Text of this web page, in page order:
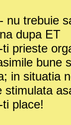
nu trebuie
dupa ET
prieste
bune
in situatia
stimulata
place!